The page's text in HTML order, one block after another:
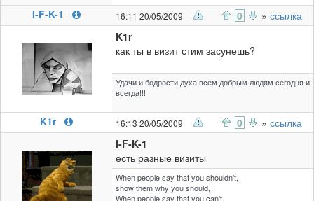
I-F-K-1 16:11 20/05/2009 0 » ссылка
K1r
как ты в визит стим засунешь?
Удачи и бодрости духа всем добрым людям сегодня и
всегда!!!
K1r 16:13 20/05/2009 0 » ссылка
I-F-K-1
есть разные визиты
When people say that you shouldn't,
show them why you should,
When people say that you can't,